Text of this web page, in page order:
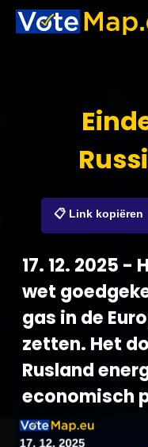
📋 Link kopiëren
17. 12. 2025
wet
gas in de
zetten. Het
Rusland
economisch